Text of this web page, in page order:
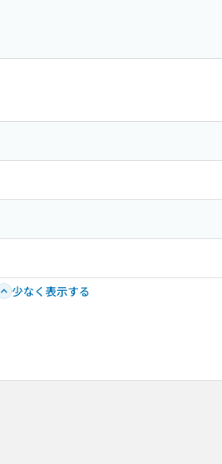
少なく表示する